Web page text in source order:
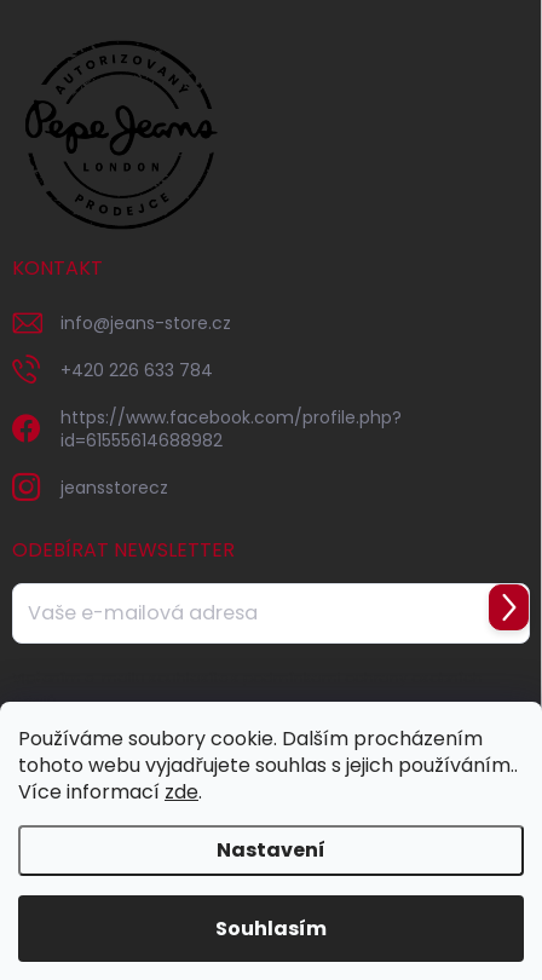
Používáme soubory cookie. Dalším procházením
tohoto webu vyjadřujete souhlas s jejich používáním..
Více informací zde.
Nastavení
Souhlasím
KONTAKT
info@jeans-store.cz
+420 226 633 784
https://www.facebook.com/profile.php?
id=61555614688982
jeansstorecz
ODEBÍRAT NEWSLETTER
údajů
se
Jeans Store. Všechna práva vyhrazena.